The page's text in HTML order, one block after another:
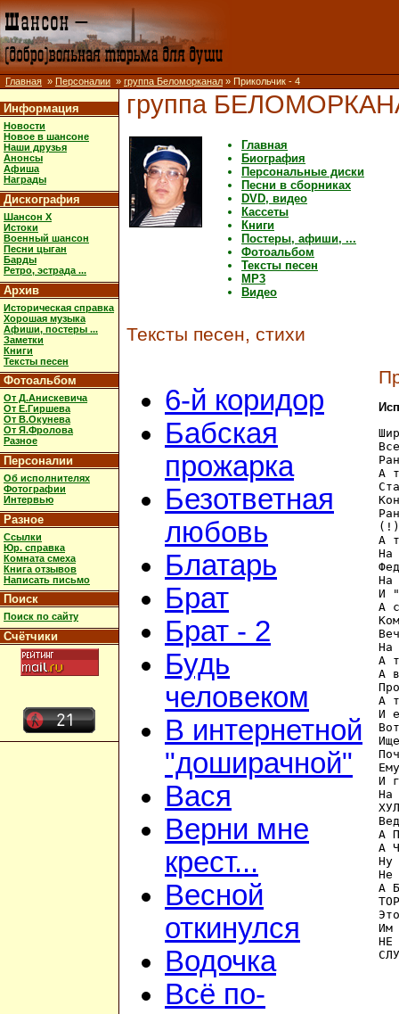
Главная » Персоналии » группа Беломорканал » Прикольчик - 4
Информация
Новости
Новое в шансоне
Наши друзья
Анонсы
Афиша
Награды
Дискография
Шансон X
Истоки
Военный шансон
Песни цыган
Барды
Ретро, эстрада ...
Архив
Историческая справка
Хорошая музыка
Афиши, постеры ...
Заметки
Книги
Тексты песен
Фотоальбом
От Д.Анискевича
От Е.Гиршева
От В.Окунева
От Я.Фролова
Разное
Персоналии
Об исполнителях
Фотографии
Интервью
Разное
Ссылки
Юр. справка
Комната смеха
Книга отзывов
Написать письмо
Поиск
Поиск по сайту
Счётчики
группа
Главная
Биография
Персональные диски
Песни в сборниках
DVD, видео
Кассеты
Книги
Постеры, афиши, ...
Фотоальбом
Тексты песен
MP3
Видео
Тексты песен, стихи
6-й коридор
Бабская
прожарка
Безответная
любовь
Блатарь
Брат
Брат - 2
Будь
человеком
В интернетной
"доширачной"
Вася
Верни мне
крест...
Весной
откинулся
Водочка
Всё по-
А
А
На
На
И
А
На
А
А
А
И
И
На
А
А
Ну
Не
А
Им
НЕ